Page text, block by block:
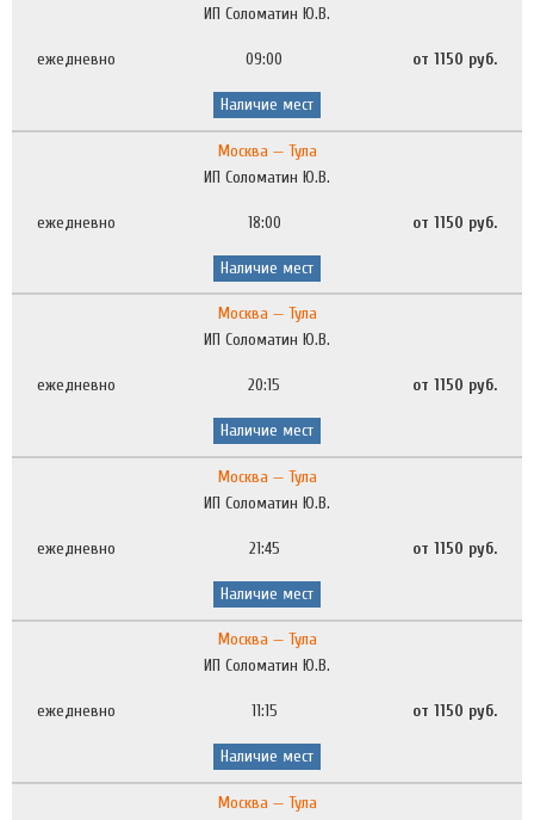
ИП Соломатин Ю.В.
ежедневно 09:00 от 1150 руб.
Наличие мест
Москва — Тула
ИП Соломатин Ю.В.
ежедневно 18:00 от 1150 руб.
Наличие мест
Москва — Тула
ИП Соломатин Ю.В.
ежедневно 20:15 от 1150 руб.
Наличие мест
Москва — Тула
ИП Соломатин Ю.В.
ежедневно 21:45 от 1150 руб.
Наличие мест
Москва — Тула
ИП Соломатин Ю.В.
ежедневно 11:15 от 1150 руб.
Наличие мест
Москва — Тула